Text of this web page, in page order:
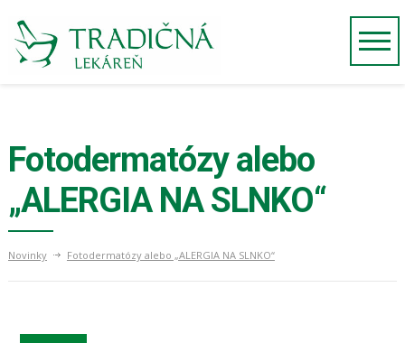
Fotodermatózy alebo
„ALERGIA NA SLNKO“
Novinky Fotodermatózy alebo „ALERGIA NA SLNKO“